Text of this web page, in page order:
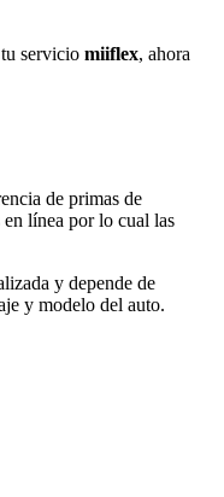
servicio miiflex, ahora
de primas de
línea por lo cual las
y depende de
y modelo del auto.